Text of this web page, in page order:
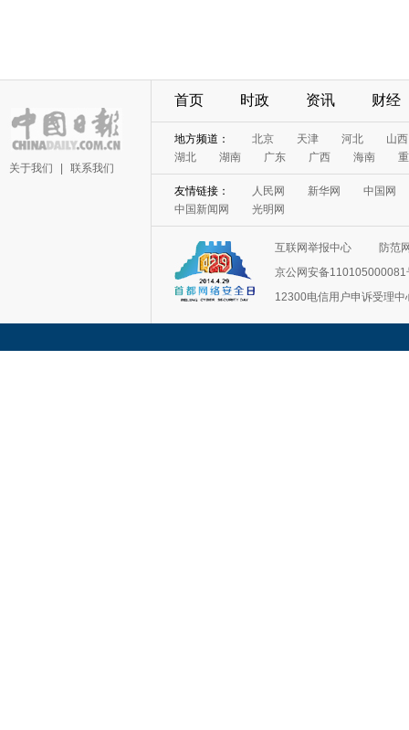
关于我们 联系我们
首页 时政 资讯 财经
地方频道： 北京 天津 河北
山西
湖北
湖南 广东 广西 海南
友情链接： 人民网 新华网
中国网
中国新闻网
光明网
互联网举报中心
防范
京公网安备110105000081
12300电信用户申诉受理中